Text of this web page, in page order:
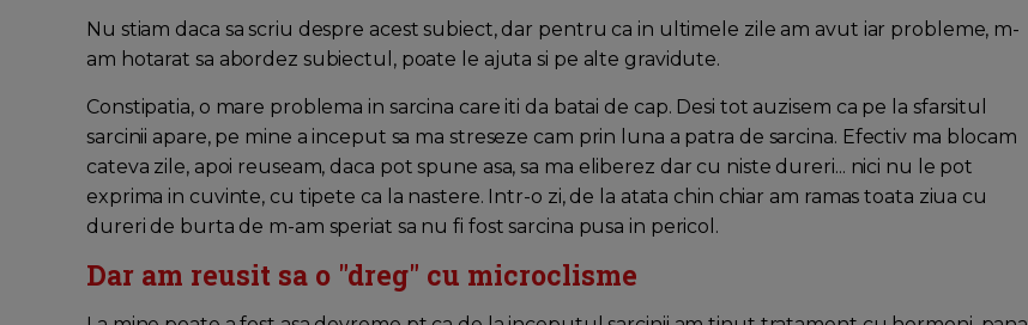
Nu stiam daca sa scriu despre acest subiect, dar pentru ca in ultimele zile am avut iar probleme, m-
am hotarat sa abordez subiectul, poate le ajuta si pe alte gravidute.
Constipatia, o mare problema in sarcina care iti da batai de cap. Desi tot auzisem ca pe la sfarsitul
sarcinii apare, pe mine a inceput sa ma streseze cam prin luna a patra de sarcina. Efectiv ma blocam
cateva zile, apoi reuseam, daca pot spune asa, sa ma eliberez dar cu niste dureri... nici nu le pot
exprima in cuvinte, cu tipete ca la nastere. Intr-o zi, de la atata chin chiar am ramas toata ziua cu
dureri de burta de m-am speriat sa nu fi fost sarcina pusa in pericol.
Dar am reusit sa o "dreg" cu microclisme